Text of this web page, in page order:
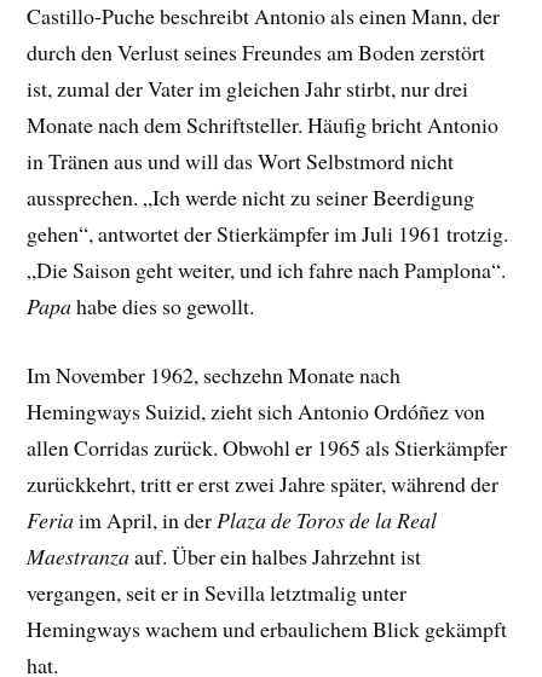
Castillo-Puche beschreibt Antonio als einen Mann, der
durch den Verlust seines Freundes am Boden zerstört
ist, zumal der Vater im gleichen Jahr stirbt, nur drei
Monate nach dem Schriftsteller. Häufig bricht Antonio
in Tränen aus und will das Wort Selbstmord nicht
aussprechen. „Ich werde nicht zu seiner Beerdigung
gehen“, antwortet der Stierkämpfer im Juli 1961 trotzig.
„Die Saison geht weiter, und ich fahre nach Pamplona“.
Papahabe dies so gewollt.
Im November 1962, sechzehn Monate nach
Hemingways Suizid, zieht sich Antonio Ordóñez von
allen Corridas zurück. Obwohl er 1965 als Stierkämpfer
zurückkehrt, tritt er erst zwei Jahre später, während der
Feriaim April, in derPlaza de Toros de la Real
Maestranzaauf. Über ein halbes Jahrzehnt ist
vergangen, seit er in Sevilla letztmalig unter
Hemingways wachem und erbaulichem Blick gekämpft
hat.